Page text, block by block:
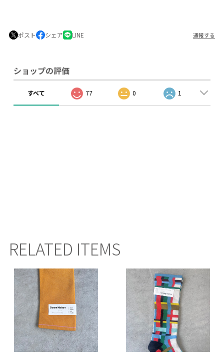
ポスト シェア LINE 通報する
ショップの評価
すべて 77 0 1
RELATED ITEMS